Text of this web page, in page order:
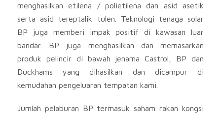
menghasilkan etilena / polietilena dan asid asetik
serta asid tereptalik tulen. Teknologi tenaga solar
BP juga memberi impak positif di kawasan luar
bandar. BP juga menghasilkan dan memasarkan
produk pelincir di bawah jenama Castrol, BP dan
Duckhams yang dihasilkan dan dicampur di
kemudahan pengeluaran tempatan kami.
Jumlah pelaburan BP termasuk saham rakan kongsi